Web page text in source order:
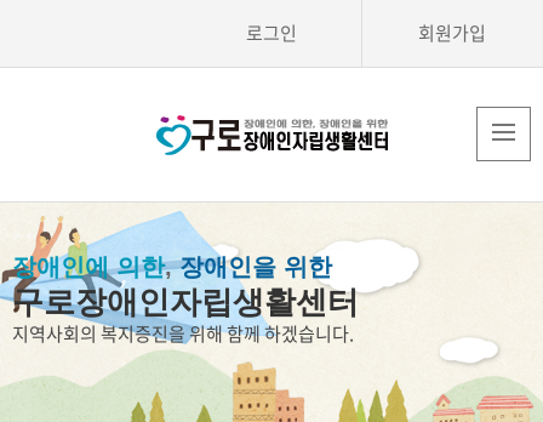
로그인 회원가입
장애인에 의한,장애인을 위한
구로장애인자립생활센터
지역사회의 복지증진을 위해 함께 하겠습니다.